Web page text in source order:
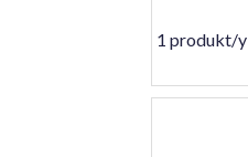
1 produkt/y